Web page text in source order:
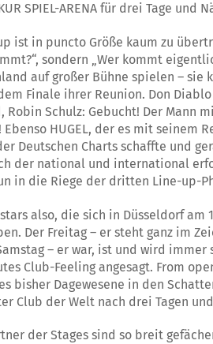
SPIEL-ARENA für drei Tage
ist in puncto Größe kaum zu
sondern „Wer kommt
auf großer Bühne spielen – sie
Finale ihrer Reunion. Don
Robin Schulz: Gebucht! Der Mann
HUGEL, der es mit seinem
Deutschen Charts schaffte und
der national und international
in die Riege der dritten Line-up-
also, die sich in Düsseldorf am
Der Freitag – er steht ganz im
– er war, ist und wird
Club-Feeling angesagt. From
bisher Dagewesene in den
Club der Welt nach drei Tagen
der Stages sind so breit